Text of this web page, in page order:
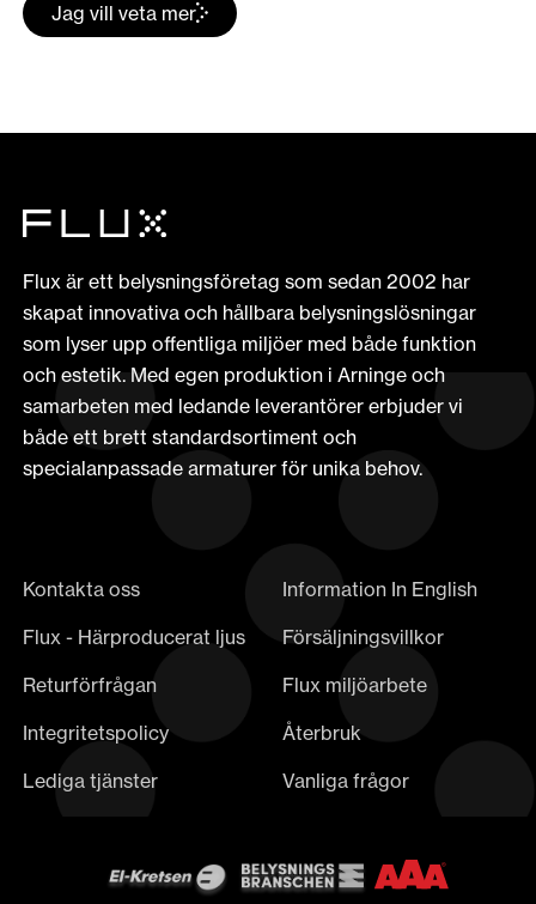
Jag vill veta mer
Flux är ett belysningsföretag som sedan 2002 har
skapat innovativa och hållbara belysningslösningar
som lyser upp offentliga miljöer med både funktion
och estetik. Med egen produktion i Arninge och
samarbeten med ledande leverantörer erbjuder vi
både ett brett standardsortiment och
specialanpassade armaturer för unika behov.
Kontakta oss
Information In English
Flux - Härproducerat ljus
Försäljningsvillkor
Returförfrågan
Flux miljöarbete
Integritetspolicy
Återbruk
Lediga tjänster
Vanliga frågor